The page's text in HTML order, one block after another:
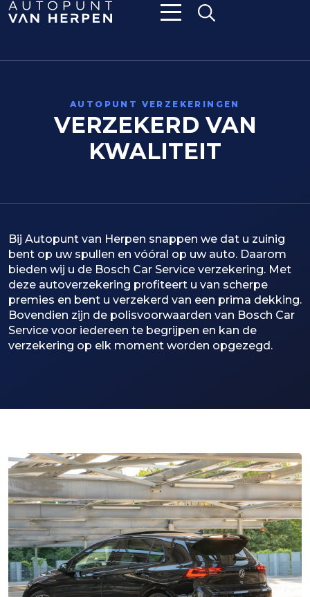
AUTOPUNT VERZEKERINGEN
VERZEKERD VAN
KWALITEIT
Bij Autopunt van Herpen snappen we dat u zuinig
bent op uw spullen en vóóral op uw auto. Daarom
bieden wij u de Bosch Car Service verzekering. Met
deze autoverzekering profiteert u van scherpe
premies en bent u verzekerd van een prima dekking.
Bovendien zijn de polisvoorwaarden van Bosch Car
Service voor iedereen te begrijpen en kan de
verzekering op elk moment worden opgezegd.